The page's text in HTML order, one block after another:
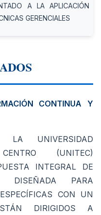
A LA APLICACIÓN
GERENCIALES
CONTINUA Y
LA UNIVERSIDAD
(UNITEC)
INTEGRAL DE
DISEÑADA PARA
CON UN
DIRIGIDOS A